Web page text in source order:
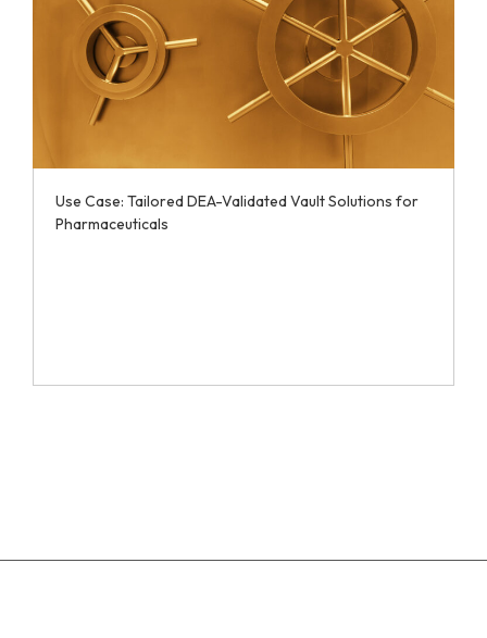
Use Case: Tailored DEA-Validated Vault Solutions for
Pharmaceuticals